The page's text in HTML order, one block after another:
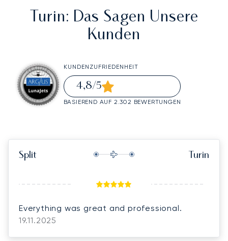
Turin: Das Sagen Unsere
Kunden
KUNDENZUFRIEDENHEIT
4,8/5
BASIEREND AUF 2.302 BEWERTUNGEN
Split Turin
Everything was great and professional.
19.11.2025